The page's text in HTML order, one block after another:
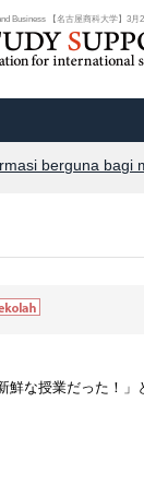
Business 【名古屋商科大学】3月
berguna bagi
鮮な授業だった！」